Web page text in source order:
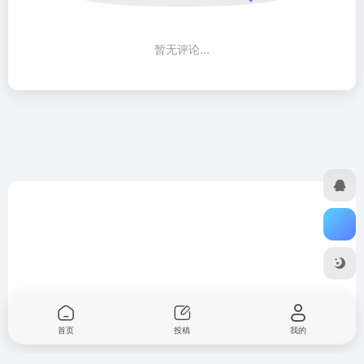
暂无评论...
首页 投稿 我的